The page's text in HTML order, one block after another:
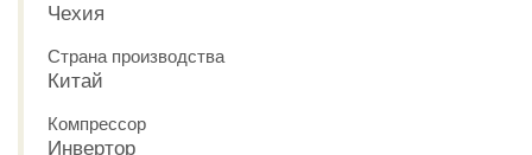
Чехия
Страна производства
Китай
Компрессор
Инвертор